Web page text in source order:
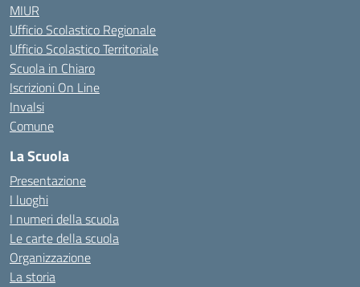
MIUR
Ufficio Scolastico Regionale
Ufficio Scolastico Territoriale
Scuola in Chiaro
Iscrizioni On Line
Invalsi
Comune
La Scuola
Presentazione
I luoghi
I numeri della scuola
Le carte della scuola
Organizzazione
La storia